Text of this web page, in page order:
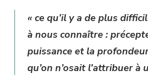
« ce qu’il y a de plus
à nous connaître :
puissance et la
qu’on n’osait l’attribuer à